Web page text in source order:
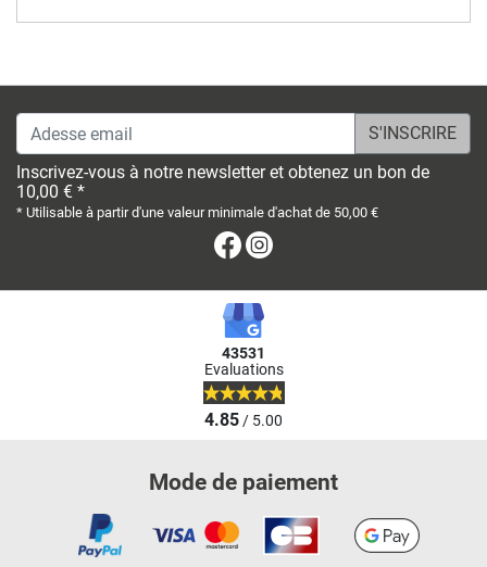
Adesse email
Inscrivez-vous à notre newsletter et obtenez un bon de
10,00 € *
* Utilisable à partir d'une valeur minimale d'achat de 50,00 €
Facebook
43531
Evaluations
4.85/ 5.00
Mode de paiement